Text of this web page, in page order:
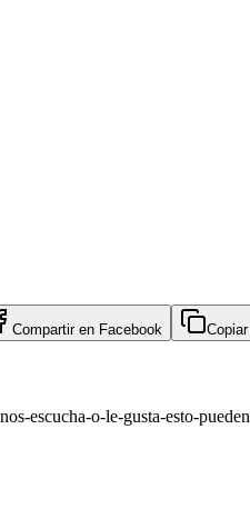
Compartir en Facebook
escucha-o-le-gusta-esto-